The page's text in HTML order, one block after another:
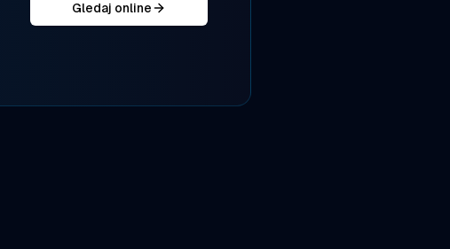
Gledaj online